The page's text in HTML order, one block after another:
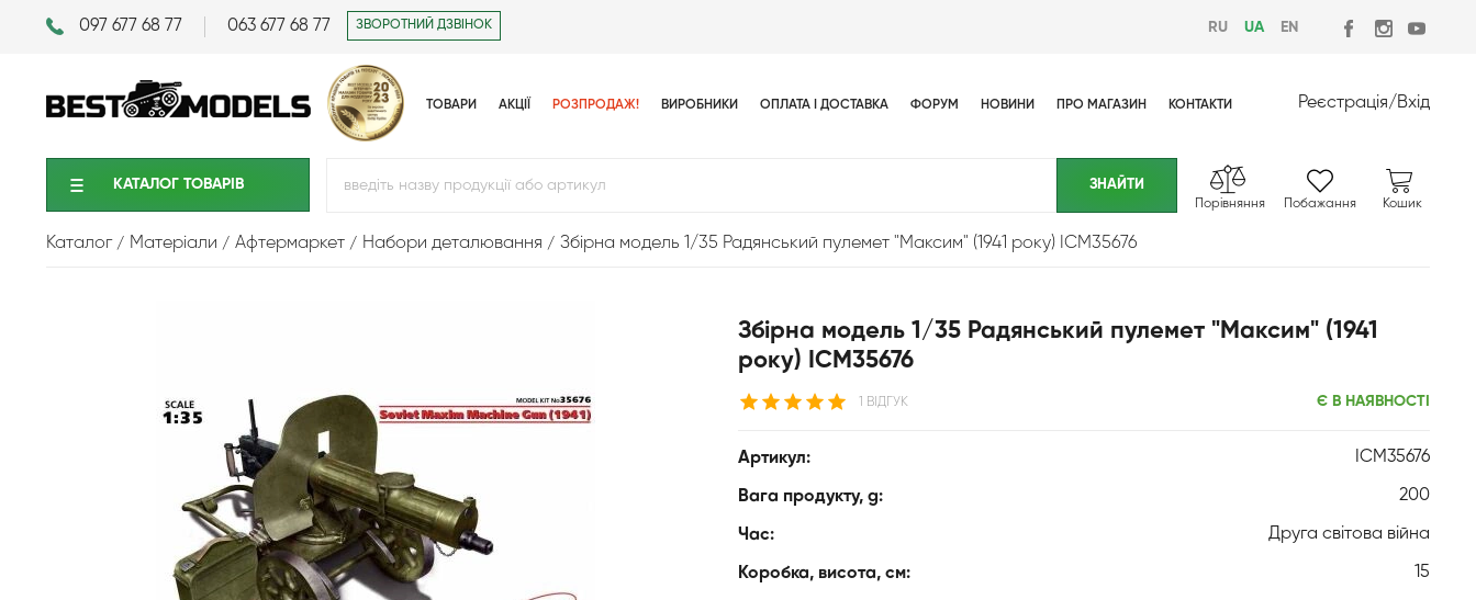
097 677 68 77 063 677 68 77 ЗВОРОТНИЙ ДЗВІНОК RU UA EN
ТОВАРИ АКЦІЇ РОЗПРОДАЖ! ВИРОБНИКИ ОПЛАТА І ДОСТАВКА ФОРУМ НОВИНИ ПРО МАГАЗИН КОНТАКТИ Реєстрація/Вхід
КАТАЛОГ ТОВАРIВ
Порівняння Побажання Кошик
Каталог Матеріали Афтермаркет Набори деталювання Збірна модель 1/35 Радянський пулемет "Максим" (1941 року) ICM35676
Збірна модель 1/35 Радянський пулемет "Максим" (1941
року) ICM35676
1 ВІДГУК Є В НАЯВНОСТІ
Артикул: ICM35676
Вага продукту, g: 200
Час: Друга світова війна
Коробка, висота, см: 15